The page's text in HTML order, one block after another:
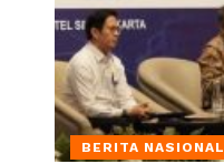
BERITA NASIONAL